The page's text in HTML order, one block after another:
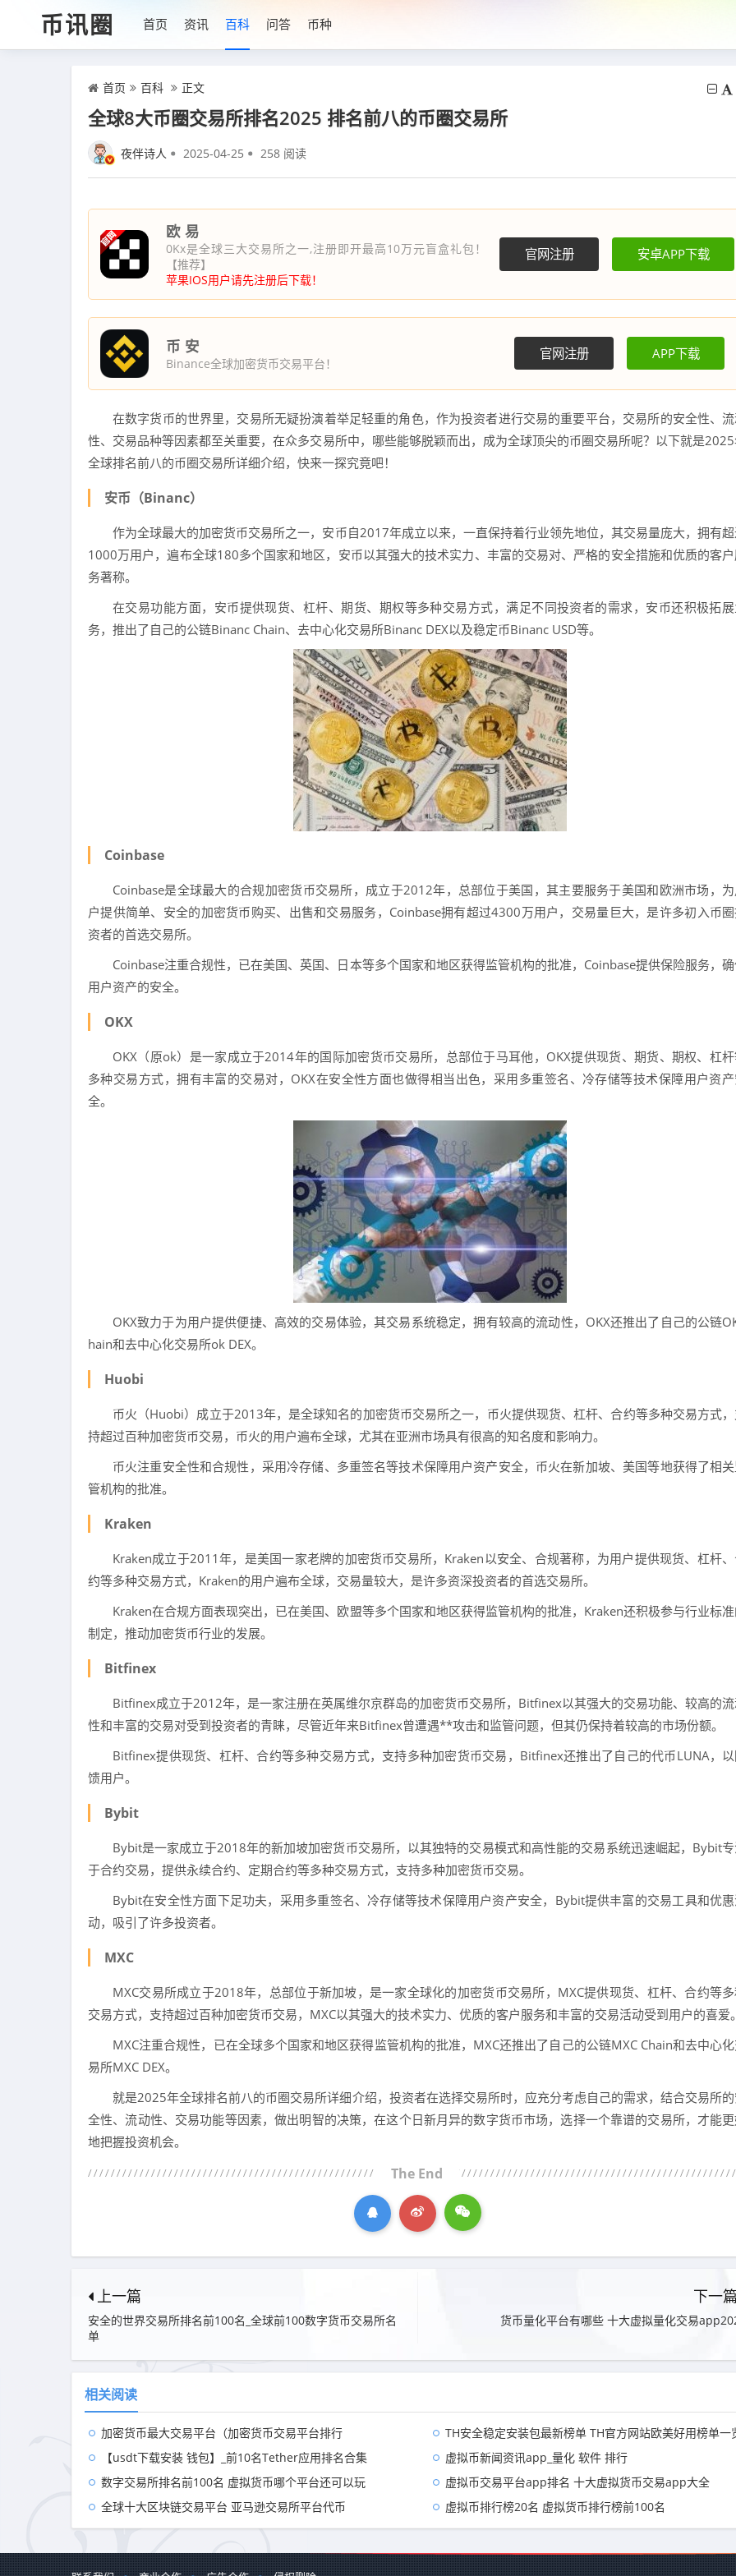
币讯圈 首页 资讯 百科 问答 币种
首页 百科 正文
全球8大币圈交易所排名2025 排名前八的币圈交易所
夜伴诗人 2025-04-25 258 阅读
欧 易
0Kx是全球三大交易所之一,注册即开最高10万元盲盒礼包！
【推荐】
苹果IOS用户请先注册后下载！
官网注册 安卓APP下载
币 安
Binance全球加密货币交易平台！
官网注册 APP下载
在数字货币的世界里，交易所无疑扮演着举足轻重的角色，作为投资者进行交易的重要平台，交易所的安全性、
性、交易品种等因素都至关重要，在众多交易所中，哪些能够脱颖而出，成为全球顶尖的币圈交易所呢？以下就是
全球排名前八的币圈交易所详细介绍，快来一探究竟吧！
安币（Binanc）
作为全球最大的加密货币交易所之一，安币自2017年成立以来，一直保持着行业领先地位，其交易量庞大，拥有
1000万用户，遍布全球180多个国家和地区，安币以其强大的技术实力、丰富的交易对、严格的安全措施和优质的客
务著称。
在交易功能方面，安币提供现货、杠杆、期货、期权等多种交易方式，满足不同投资者的需求，安币还积极拓展
务，推出了自己的公链Binanc Chain、去中心化交易所Binanc DEX以及稳定币Binanc USD等。
Coinbase
Coinbase是全球最大的合规加密货币交易所，成立于2012年，总部位于美国，其主要服务于美国和欧洲市场，
户提供简单、安全的加密货币购买、出售和交易服务，Coinbase拥有超过4300万用户，交易量巨大，是许多初入币
资者的首选交易所。
Coinbase注重合规性，已在美国、英国、日本等多个国家和地区获得监管机构的批准，Coinbase提供保险服务，
用户资产的安全。
OKX
OKX（原ok）是一家成立于2014年的国际加密货币交易所，总部位于马耳他，OKX提供现货、期货、期权、杠
多种交易方式，拥有丰富的交易对，OKX在安全性方面也做得相当出色，采用多重签名、冷存储等技术保障用户资
全。
OKX致力于为用户提供便捷、高效的交易体验，其交易系统稳定，拥有较高的流动性，OKX还推出了自己的公链
hain和去中心化交易所ok DEX。
Huobi
币火（Huobi）成立于2013年，是全球知名的加密货币交易所之一，币火提供现货、杠杆、合约等多种交易方式
持超过百种加密货币交易，币火的用户遍布全球，尤其在亚洲市场具有很高的知名度和影响力。
币火注重安全性和合规性，采用冷存储、多重签名等技术保障用户资产安全，币火在新加坡、美国等地获得了相
管机构的批准。
Kraken
Kraken成立于2011年，是美国一家老牌的加密货币交易所，Kraken以安全、合规著称，为用户提供现货、杠杆
约等多种交易方式，Kraken的用户遍布全球，交易量较大，是许多资深投资者的首选交易所。
Kraken在合规方面表现突出，已在美国、欧盟等多个国家和地区获得监管机构的批准，Kraken还积极参与行业标
制定，推动加密货币行业的发展。
Bitfinex
Bitfinex成立于2012年，是一家注册在英属维尔京群岛的加密货币交易所，Bitfinex以其强大的交易功能、较高的
性和丰富的交易对受到投资者的青睐，尽管近年来Bitfinex曾遭遇**攻击和监管问题，但其仍保持着较高的市场份额。
Bitfinex提供现货、杠杆、合约等多种交易方式，支持多种加密货币交易，Bitfinex还推出了自己的代币LUNA，
馈用户。
Bybit
Bybit是一家成立于2018年的新加坡加密货币交易所，以其独特的交易模式和高性能的交易系统迅速崛起，Bybit
于合约交易，提供永续合约、定期合约等多种交易方式，支持多种加密货币交易。
Bybit在安全性方面下足功夫，采用多重签名、冷存储等技术保障用户资产安全，Bybit提供丰富的交易工具和优
动，吸引了许多投资者。
MXC
MXC交易所成立于2018年，总部位于新加坡，是一家全球化的加密货币交易所，MXC提供现货、杠杆、合约等
交易方式，支持超过百种加密货币交易，MXC以其强大的技术实力、优质的客户服务和丰富的交易活动受到用户的喜爱。
MXC注重合规性，已在全球多个国家和地区获得监管机构的批准，MXC还推出了自己的公链MXC Chain和去中心
易所MXC DEX。
就是2025年全球排名前八的币圈交易所详细介绍，投资者在选择交易所时，应充分考虑自己的需求，结合交易所
全性、流动性、交易功能等因素，做出明智的决策，在这个日新月异的数字货币市场，选择一个靠谱的交易所，才能
地把握投资机会。
The End
上一篇
安全的世界交易所排名前100名_全球前100数字货币交易所名
单
下一篇
货币量化平台有哪些 十大虚拟量化交易
相关阅读
加密货币最大交易平台（加密货币交易平台排行
TH安全稳定安装包最新榜单 TH官方网站欧美好用榜单一
【usdt下载安装 钱包】_前10名Tether应用排名合集
虚拟币新闻资讯app_量化 软件 排行
数字交易所排名前100名 虚拟货币哪个平台还可以玩
虚拟币交易平台app排名 十大虚拟货币交易app大全
全球十大区块链交易平台 亚马逊交易所平台代币
虚拟币排行榜20名 虚拟货币排行榜前100名